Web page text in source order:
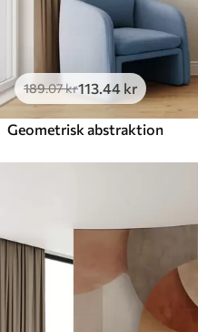
189.07kr113 .44 kr
Geometrisk abstraktion